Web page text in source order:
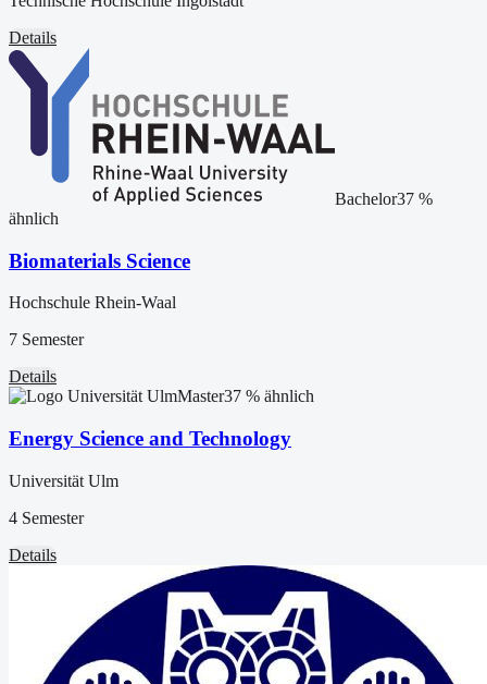
Details
Bachelor37%
ähnlich
Biomaterials Science
Hochschule Rhein-Waal
7 Semester
Details
Master37 % ähnlich
Energy Science and Technology
Universität Ulm
4 Semester
Details